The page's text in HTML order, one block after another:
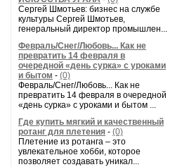
Сергей Шмотьев: бизнес на службе
культуры Сергей Шмотьев,
генеральный директор промышлен...
Февраль/Снег/Любовь... Как не
превратить 14 февраля в
очередной «день сурка» с уроками
и бытом - (0)
Февраль/Снег/Любовь... Как не
превратить 14 февраля в очередной
«день сурка» с уроками и бытом ...
Где купить мягкий и качественный
ротанг для плетения - (0)
Плетение из ротанга – это
увлекательное хобби, которое
позволяет создавать уникал...